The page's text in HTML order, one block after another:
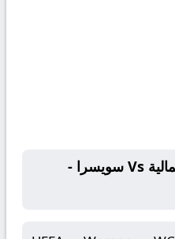
بطاقة المباراة إيرلندا الشمالية Vs سويسرا -